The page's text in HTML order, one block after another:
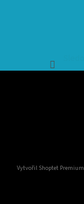
Vytvořil Shoptet Premium